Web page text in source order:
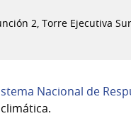
2, Torre Ejecutiva
Nacional de